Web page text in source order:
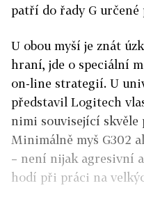
patří do řady G
U obou myší je znát
hraní, jde o speciální
on-line strategií. U
představil Logitech
nimi související skvěle
Minimálně myš G302
– není nijak agresivní
hodí při práci na